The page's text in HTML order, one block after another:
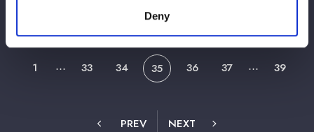
Deny
1 ⋯ 33 34 35 36 37 ⋯ 39
PREV NEXT